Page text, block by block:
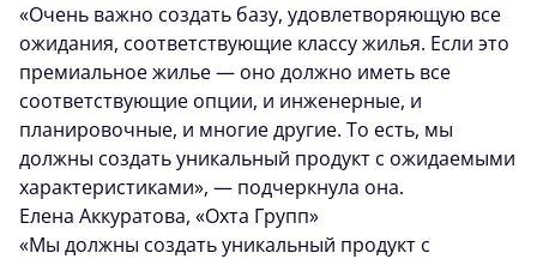
«Очень важно создать базу, удовлетворяющую все
ожидания, соответствующие классу жилья. Если это
премиальное жилье — оно должно иметь все
соответствующие опции, и инженерные, и
планировочные, и многие другие. То есть, мы
должны создать уникальный продукт с ожидаемыми
характеристиками», — подчеркнула она.
Елена Аккуратова, «Охта Групп»
«Мы должны создать уникальный продукт с